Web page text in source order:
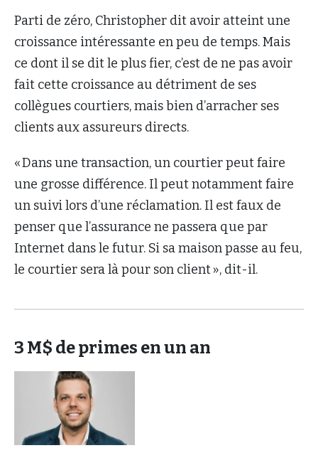
Parti de zéro, Christopher dit avoir atteint une
croissance intéressante en peu de temps. Mais
ce dont il se dit le plus fier, c’est de ne pas avoir
fait cette croissance au détriment de ses
collègues courtiers, mais bien d’arracher ses
clients aux assureurs directs.
« Dans une transaction, un courtier peut faire
une grosse différence. Il peut notamment faire
un suivi lors d’une réclamation. Il est faux de
penser que l’assurance ne passera que par
Internet dans le futur. Si sa maison passe au feu,
le courtier sera là pour son client », dit-il.
3 M$ de primes en un an